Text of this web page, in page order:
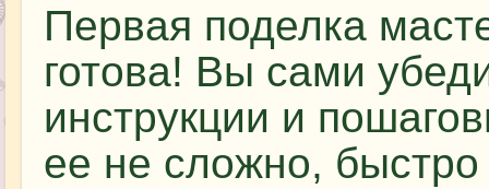
Первая поделка
готова! Вы сами
инструкции и
ее не сложно, быстро